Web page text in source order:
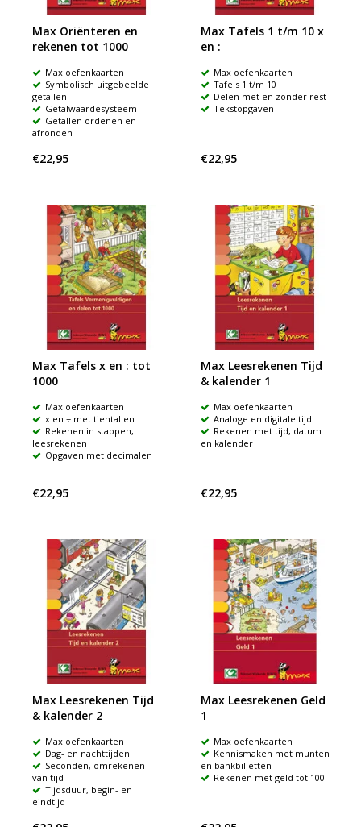
Max Oriënteren en
rekenen tot 1000
Max oefenkaarten
Symbolisch uitgebeelde
getallen
Getalwaardesysteem
Getallen ordenen en
afronden
€22,95
Max Tafels 1 t/m 10 x
en :
Max oefenkaarten
Tafels 1 t/m 10
Delen met en zonder rest
Tekstopgaven
€22,95
Max Tafels x en : tot
1000
Max oefenkaarten
x en ÷ met tientallen
Rekenen in stappen,
leesrekenen
Opgaven met decimalen
€22,95
Max Leesrekenen Tijd
& kalender 1
Max oefenkaarten
Analoge en digitale tijd
Rekenen met tijd, datum
en kalender
€22,95
Max Leesrekenen Tijd
& kalender 2
Max oefenkaarten
Dag- en nachttijden
Seconden, omrekenen
van tijd
Tijdsduur, begin- en
eindtijd
Max Leesrekenen Geld
1
Max oefenkaarten
Kennismaken met munten
en bankbiljetten
Rekenen met geld tot 100